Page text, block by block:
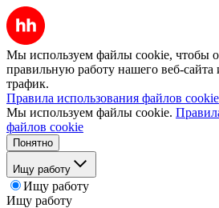
Мы используем файлы cookie, чтобы
правильную работу нашего веб-сайта
трафик.
Правила использования файлов cookie
Мы используем файлы cookie.
файлов cookie
Понятно
Ищу работу
Ищу работу
Ищу работу